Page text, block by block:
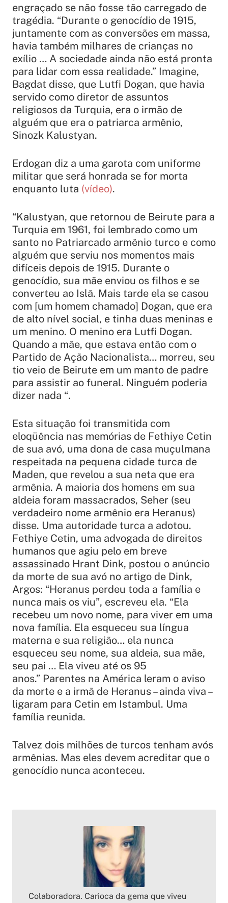
engraçado se não fosse tão carregado de
tragédia. “Durante o genocídio de 1915,
juntamente com as conversões em massa,
havia também milhares de crianças no
exílio … A sociedade ainda não está pronta
para lidar com essa realidade.” Imagine,
Bagdat disse, que Lutfi Dogan, que havia
servido como diretor de assuntos
religiosos da Turquia, era o irmão de
alguém que era o patriarca armênio,
Sinozk Kalustyan.
Erdogan diz a uma garota com uniforme
militar que será honrada se for morta
enquanto luta (vídeo).
“Kalustyan, que retornou de Beirute para a
Turquia em 1961, foi lembrado como um
santo no Patriarcado armênio turco e como
alguém que serviu nos momentos mais
difíceis depois de 1915. Durante o
genocídio, sua mãe enviou os filhos e se
converteu ao Islã. Mais tarde ela se casou
com [um homem chamado] Dogan, que era
de alto nível social, e tinha duas meninas e
um menino. O menino era Lutfi Dogan.
Quando a mãe, que estava então com o
Partido de Ação Nacionalista… morreu, seu
tio veio de Beirute em um manto de padre
para assistir ao funeral. Ninguém poderia
dizer nada “.
Esta situação foi transmitida com
eloqüência nas memórias de Fethiye Cetin
de sua avó, uma dona de casa muçulmana
respeitada na pequena cidade turca de
Maden, que revelou a sua neta que era
armênia. A maioria dos homens em sua
aldeia foram massacrados, Seher (seu
verdadeiro nome armênio era Heranus)
disse. Uma autoridade turca a adotou.
Fethiye Cetin, uma advogada de direitos
humanos que agiu pelo em breve
assassinado Hrant Dink, postou o anúncio
da morte de sua avó no artigo de Dink,
Argos: “Heranus perdeu toda a família e
nunca mais os viu”, escreveu ela. “Ela
recebeu um novo nome, para viver em uma
nova família. Ela esqueceu sua língua
materna e sua religião… ela nunca
esqueceu seu nome, sua aldeia, sua mãe,
seu pai … Ela viveu até os 95
anos.” Parentes na América leram o aviso
da morte e a irmã de Heranus – ainda viva –
ligaram para Cetin em Istambul. Uma
família reunida.
Talvez dois milhões de turcos tenham avós
armênias. Mas eles devem acreditar que o
genocídio nunca aconteceu.
Colaboradora. Carioca da gema que viveu